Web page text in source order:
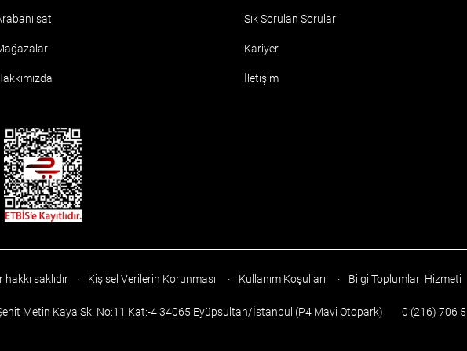
sat Sık Sorulan Sorular
Kariyer
İletişim
ETBIS
hakkı saklıdır · Kişisel Verilerin Korunması · Kullanım Koşulları · Bilgi Toplumları Hizmeti
Metin Kaya Sk. No:11 Kat:-4 34065 Eyüpsultan/İstanbul (P4 Mavi Otopark) 0 (216) 706